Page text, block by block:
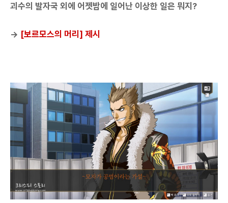
괴수의 발자국 외에 어젯밤에 일어난 이상한 일은 뭐지?
→ [보르모스의 머리] 제시